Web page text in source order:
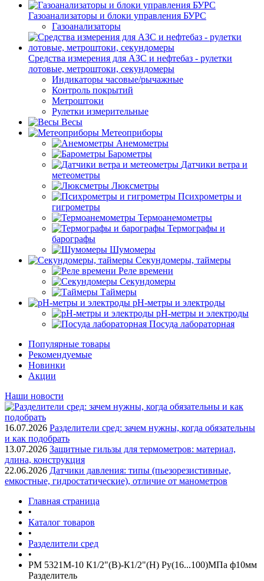
Газоанализаторы и блоки управления БУРС
Газоанализаторы
Средства измерения для АЗС и нефтебаз - рулетки
лотовые, метроштоки, секундомеры
Индикаторы часовые/рычажные
Контроль покрытий
Метроштоки
Рулетки измерительные
Весы
Метеоприборы
Анемометры
Барометры
Датчики ветра и
метеометры
Люксметры
Психрометры и
гигрометры
Термоанемометры
Термографы и
барографы
Шумомеры
Секундомеры, таймеры
Реле времени
Секундомеры
Таймеры
pH-метры и электроды
pH-метры и электроды
Посуда лабораторная
Популярные товары
Рекомендуемые
Новинки
Акции
Наши новости
16.07.2026 Разделители сред: зачем нужны, когда обязательны
и как подобрать
13.07.2026 Защитные гильзы для термометров: материал,
длина, конструкция
22.06.2026 Датчики давления: типы (пьезорезистивные,
емкостные, гидростатические), отличие от манометров
Главная страница
•
Каталог товаров
•
Разделители сред
•
РМ 5321М-10 К1/2"(В)-К1/2"(Н) Ру(16...100)МПа ф10мм
Разделитель